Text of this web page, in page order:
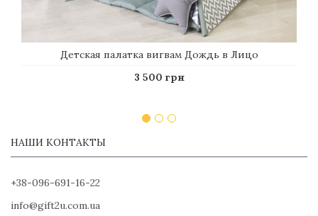
Детская палатка вигвам Дождь в Лицо
3 500 грн
НАШИ КОНТАКТЫ
+38-096-691-16-22
info@gift2u.com.ua